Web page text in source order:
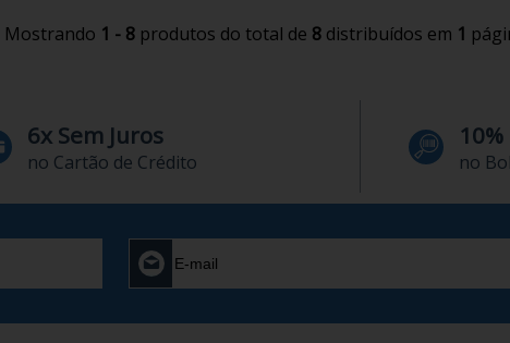
Mostrando 1 - 8 produtos do total de 8 distribuídos em 1
6x Sem Juros
no Cartão de Crédito no